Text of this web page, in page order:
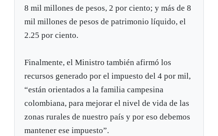
8 mil millones de pesos, 2 por ciento; y más de 8
mil millones de pesos de patrimonio líquido, el
2.25 por ciento.
Finalmente, el Ministro también afirmó los
recursos generado por el impuesto del 4 por mil,
“están orientados a la familia campesina
colombiana, para mejorar el nivel de vida de las
zonas rurales de nuestro país y por eso debemos
mantener ese impuesto”.